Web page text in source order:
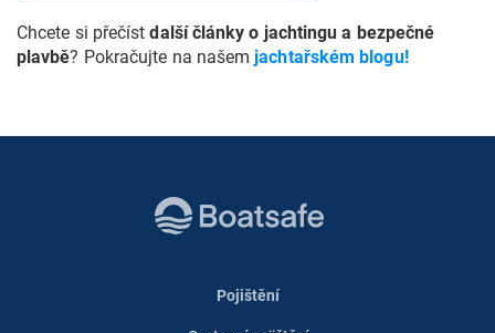
Chcete si přečístdalší články o jachtingu a bezpečné
plavbě? Pokračujte na našemjachtařském blogu!
Pojištění